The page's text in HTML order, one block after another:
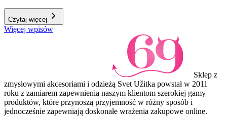
Czytaj więcej
Więcej wpisów
Sklep z
zmysłowymi akcesoriami i odzieżą Svet Užitka powstał w 2011
roku z zamiarem zapewnienia naszym klientom szerokiej gamy
produktów, które przynoszą przyjemność w różny sposób i
jednocześnie zapewniają doskonałe wrażenia zakupowe online.